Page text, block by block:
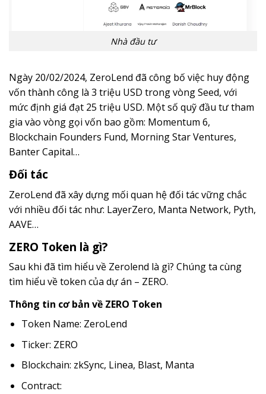
Nhà đầu tư
Ngày 20/02/2024, ZeroLend đã công bố việc huy động
vốn thành công là 3 triệu USD trong vòng Seed, với
mức định giá đạt 25 triệu USD. Một số quỹ đầu tư tham
gia vào vòng gọi vốn bao gồm: Momentum 6,
Blockchain Founders Fund, Morning Star Ventures,
Banter Capital…
Đối tác
ZeroLend đã xây dựng mối quan hệ đối tác vững chắc
với nhiều đối tác như: LayerZero, Manta Network, Pyth,
AAVE…
ZERO Token là gì?
Sau khi đã tìm hiểu về Zerolend là gì? Chúng ta cùng
tìm hiểu về token của dự án – ZERO.
Thông tin cơ bản về ZERO Token
Token Name: ZeroLend
Ticker: ZERO
Blockchain: zkSync, Linea, Blast, Manta
Contract: